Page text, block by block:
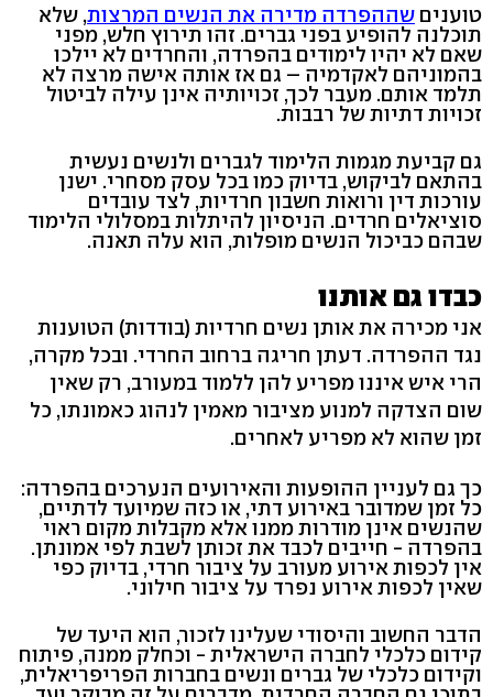
טוענים שההפרדה מדירה את הנשים המרצות, שלא
תוכלנה להופיע בפני גברים. זהו תירוץ חלש, מפני
שאם לא יהיו לימודים בהפרדה, והחרדים לא יילכו
בהמוניהם לאקדמיה – גם אז אותה אישה מרצה לא
תלמד אותם. מעבר לכך, זכויותיה אינן עילה לביטול
זכויות דתיות של רבבות.
גם קביעת מגמות הלימוד לגברים ולנשים נעשית
בהתאם לביקוש, בדיוק כמו בכל עסק מסחרי. ישנן
עורכות דין ורואות חשבון חרדיות, לצד עובדים
סוציאלים חרדים. הניסיון להיתלות במסלולי הלימוד
שבהם כביכול הנשים מופלות, הוא עלה תאנה.
כבדו גם אותנו
אני מכירה את אותן נשים חרדיות (בודדות) הטוענות
נגד ההפרדה. דעתן חריגה ברחוב החרדי. ובכל מקרה,
הרי איש איננו מפריע להן ללמוד במעורב, רק שאין
שום הצדקה למנוע מציבור מאמין לנהוג כאמונתו, כל
זמן שהוא לא מפריע לאחרים.
כך גם לעניין ההופעות והאירועים הנערכים בהפרדה:
כל זמן שמדובר באירוע דתי, או כזה שמיועד לדתיים,
שהנשים אינן מודרות ממנו אלא מקבלות מקום ראוי
בהפרדה - חייבים לכבד את זכותן לשבת לפי אמונתן.
אין לכפות אירוע מעורב על ציבור חרדי, בדיוק כפי
שאין לכפות אירוע נפרד על ציבור חילוני.
הדבר החשוב והיסודי שעלינו לזכור, הוא היעד של
קידום כלכלי לחברה הישראלית - וכחלק ממנה, פיתוח
וקידום כלכלי של גברים ונשים בחברות הפריפריאלית,